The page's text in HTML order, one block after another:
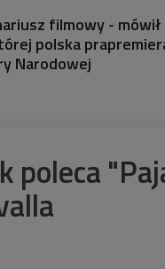
filmowy - mówił
polska
Narodowej
poleca